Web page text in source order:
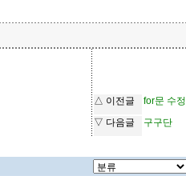
△ 이전글
for문 수정
▽ 다음글
구구단